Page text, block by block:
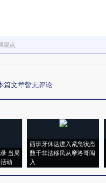
观点
篇文章暂无评论
当局
动
西班牙休达进入紧急状态
数千非法移民从摩洛哥闯
入